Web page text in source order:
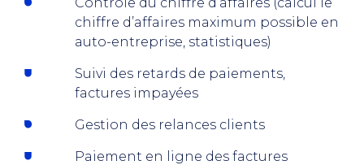
chiffre d’affaires maximum possible en
auto-entreprise, statistiques)
Suivi des retards de paiements,
factures impayées
Gestion des relances clients
Paiement en ligne des factures